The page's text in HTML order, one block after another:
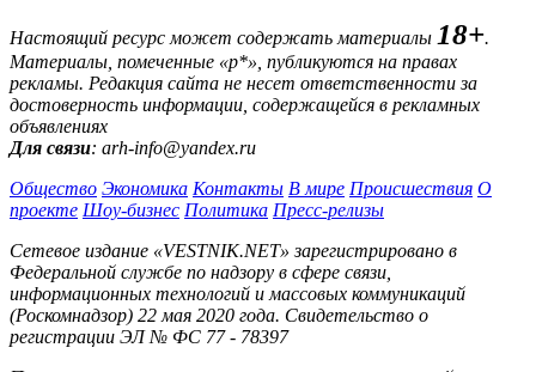
Настоящий ресурс может содержать материалы 18+.
Материалы, помеченные «р*», публикуются на правах
рекламы. Редакция сайта не несет ответственности за
достоверность информации, содержащейся в рекламных
объявлениях
Для связи: arh-info@yandex.ru
Общество Экономика Контакты В мире Происшествия О
проекте Шоу-бизнес Политика Пресс-релизы
Сетевое издание «VESTNIK.NET» зарегистрировано в
Федеральной службе по надзору в сфере связи,
информационных технологий и массовых коммуникаций
(Роскомнадзор) 22 мая 2020 года. Свидетельство о
регистрации ЭЛ № ФС 77 - 78397